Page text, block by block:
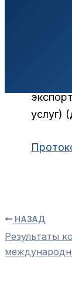
услуг)
НАЗАД
Результаты